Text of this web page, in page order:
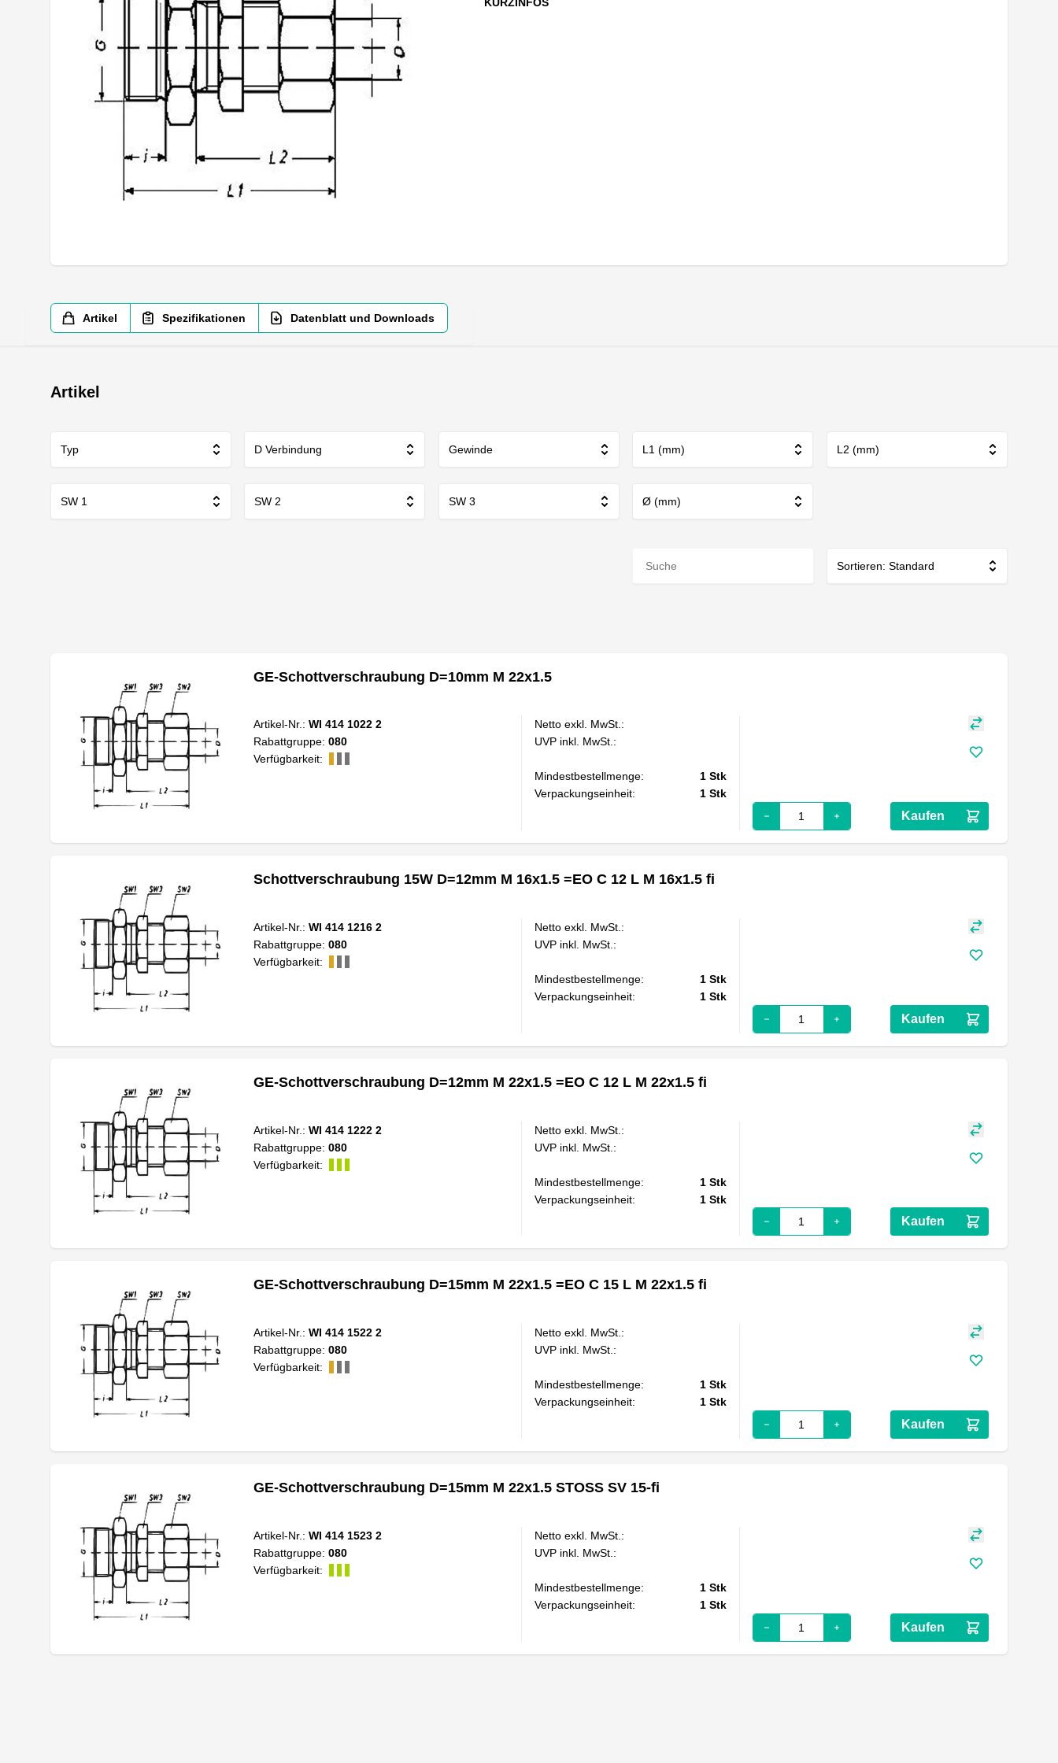
Artikel Spezifikationen Datenblatt und Downloads
Artikel
Typ D Verbindung Gewinde L1 (mm) L2 (mm)
SW 1 SW 2 SW 3 Ø (mm)
Sortieren: Standard
GE-Schottverschraubung D=10mm M 22x1.5
Artikel-Nr.: WI 414 1022 2
Rabattgruppe: 080
Verfügbarkeit:
Netto exkl. MwSt.:
UVP inkl. MwSt.:
Mindestbestellmenge: 1 Stk
Verpackungseinheit:
1 Stk
Kaufen
Schottverschraubung 15W D=12mm M 16x1.5 =EO C 12 L M 16x1.5 fi
Artikel-Nr.: WI 414 1216 2
Rabattgruppe: 080
Verfügbarkeit:
Netto exkl. MwSt.:
UVP inkl. MwSt.:
Mindestbestellmenge: 1 Stk
Verpackungseinheit:
1 Stk
Kaufen
GE-Schottverschraubung D=12mm M 22x1.5 =EO C 12 L M 22x1.5 fi
Artikel-Nr.: WI 414 1222 2
Rabattgruppe: 080
Verfügbarkeit:
Netto exkl. MwSt.:
UVP inkl. MwSt.:
Mindestbestellmenge: 1 Stk
Verpackungseinheit:
1 Stk
Kaufen
GE-Schottverschraubung D=15mm M 22x1.5 =EO C 15 L M 22x1.5 fi
Artikel-Nr.: WI 414 1522 2
Rabattgruppe: 080
Verfügbarkeit:
Netto exkl. MwSt.:
UVP inkl. MwSt.:
Mindestbestellmenge: 1 Stk
Verpackungseinheit:
1 Stk
Kaufen
GE-Schottverschraubung D=15mm M 22x1.5 STOSS SV 15-fi
Artikel-Nr.: WI 414 1523 2
Rabattgruppe: 080
Verfügbarkeit:
Netto exkl. MwSt.:
UVP inkl. MwSt.:
Mindestbestellmenge: 1 Stk
Verpackungseinheit:
1 Stk
Kaufen